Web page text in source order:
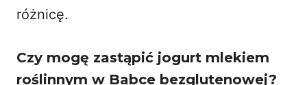
różnicę.
Czy mogę zastąpić jogurt mlekiem
roślinnym w Babce bezglutenowej?